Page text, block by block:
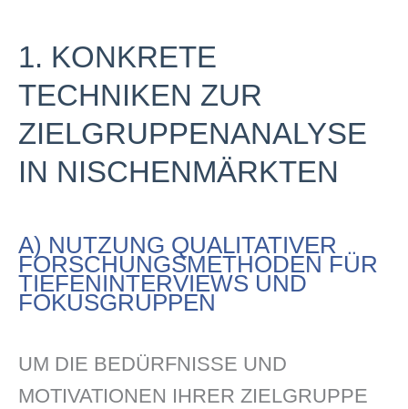
1. KONKRETE
TECHNIKEN ZUR
ZIELGRUPPENANALYSE
IN NISCHENMÄRKTEN
A) NUTZUNG QUALITATIVER
FORSCHUNGSMETHODEN FÜR
TIEFENINTERVIEWS UND
FOKUSGRUPPEN
UM DIE BEDÜRFNISSE UND
MOTIVATIONEN IHRER ZIELGRUPPE